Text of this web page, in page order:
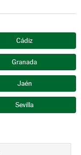
Cádiz
Granada
Jaén
Sevilla